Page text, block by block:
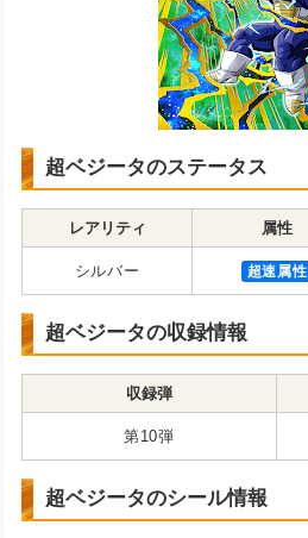
超ベジータのステータス
レアリティ 属性
シルバー 超速属性
超ベジータの収録情報
収録弾
第10弾
超ベジータのシール情報